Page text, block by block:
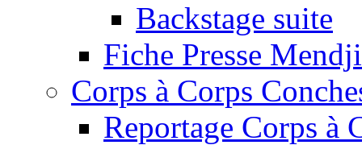
Backstage suite
Fiche Presse
Corps à Corps
Reportage Corps à